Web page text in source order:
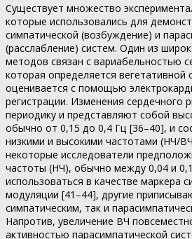
Существует множество
которые использовались для
симпатической (возбуждение) и
(расслабление) систем. Один из
методов связан с вариабельностью
которая определяется вегетативной
оценивается с помощью
регистрации. Изменения сердечного
периодику и представляют собой
обычно от 0,15 до 0,4 Гц [36–40], и
низкими и высокими частотами (НЧ/
некоторые исследователи
частоты (НЧ), обычно между 0,04 и
использоваться в качестве маркера
модуляции [41–44], другие
симпатическим, так и
Напротив, увеличение ВЧ
активностью парасимпатической